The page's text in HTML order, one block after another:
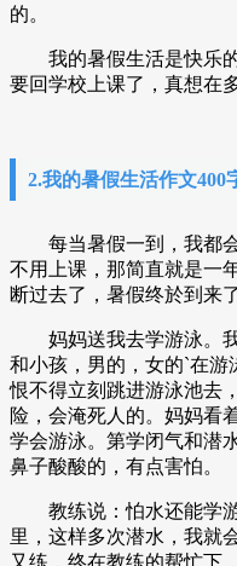
的。
我的暑假生活是快乐的
要回学校上课了，真想在
2.我的暑假生活作文400
每当暑假一到，我都会
不用上课，那简直就是一
断过去了，暑假终於到来
妈妈送我去学游泳。我
和小孩，男的，女的`在
恨不得立刻跳进游泳池去
险，会淹死人的。妈妈看
学会游泳。第学闭气和潜
鼻子酸酸的，有点害怕。
教练说：怕水还能学游
里，这样多次潜水，我就
又练，终在教练的帮忙下